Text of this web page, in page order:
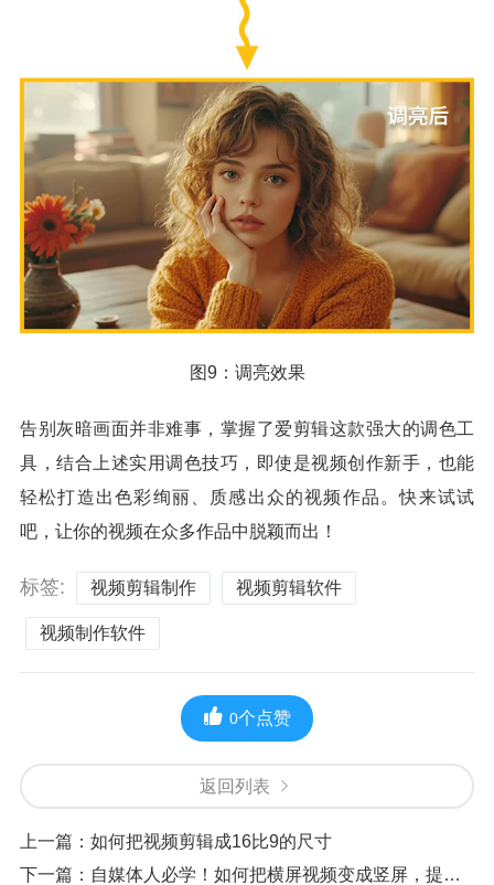
图9：调亮效果
告别灰暗画面并非难事，掌握了爱剪辑这款强大的调色工
具，结合上述实用调色技巧，即使是视频创作新手，也能
轻松打造出色彩绚丽、质感出众的视频作品。快来试试
吧，让你的视频在众多作品中脱颖而出！
标签: 视频剪辑制作 视频剪辑软件
视频制作软件
0个点赞
返回列表
上一篇： 如何把视频剪辑成16比9的尺寸
下一篇： 自媒体人必学！如何把横屏视频变成竖屏，提升播放量？